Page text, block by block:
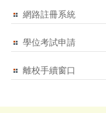
網路註冊系統
學位考試申請
離校手續窗口